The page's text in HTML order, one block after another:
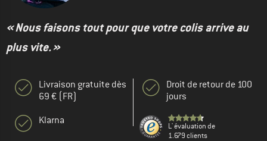
« Nous faisons tout pour que votre colis arrive au
plus vite. »
Livraison gratuite dès
69 € (FR)
Klarna
Droit de retour de 100
jours
L' évaluation de
1.679 clients